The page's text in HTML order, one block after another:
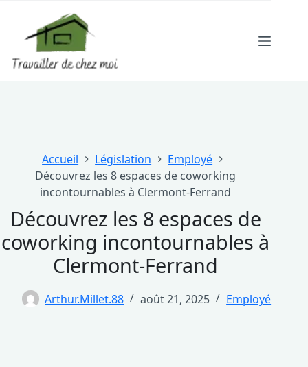
contenu
Accueil Législation
Employé
Découvrez les 8 espaces de coworking
incontournables à Clermont-Ferrand
Découvrez les 8 espaces de
coworking incontournables à
Clermont-Ferrand
Arthur.Millet.88 août 21, 2025 Employé